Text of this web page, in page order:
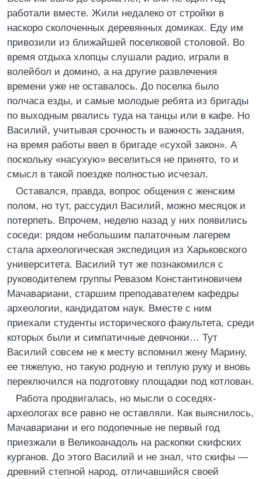
работали вместе. Жили недалеко от стройки в
наскоро сколоченных деревянных домиках. Еду им
привозили из ближайшей поселковой столовой. Во
время отдыха хлопцы слушали радио, играли в
волейбол и домино, а на другие развлечения
времени уже не оставалось. До поселка было
полчаса езды, и самые молодые ребята из бригады
по выходным рвались туда на танцы или в кафе. Но
Василий, учитывая срочность и важность задания,
на время работы ввел в бригаде «сухой закон». А
поскольку «насухую» веселиться не принято, то и
смысл в такой поездке полностью исчезал.
Оставался, правда, вопрос общения с женским
полом, но тут, рассудил Василий, можно месяцок и
потерпеть. Впрочем, неделю назад у них появились
соседи: рядом небольшим палаточным лагерем
стала археологическая экспедиция из Харьковского
университета. Василий тут же познакомился с
руководителем группы Ревазом Константиновичем
Мачавариани, старшим преподавателем кафедры
археологии, кандидатом наук. Вместе с ним
приехали студенты исторического факультета, среди
которых были и симпатичные девчонки… Тут
Василий совсем не к месту вспомнил жену Марину,
ее тяжелую, но такую родную и теплую руку и вновь
переключился на подготовку площадки под котлован.
Работа продвигалась, но мысли о соседях-
археологах все равно не оставляли. Как выяснилось,
Мачавариани и его подопечные не первый год
приезжали в Великоанадоль на раскопки скифских
курганов. До этого Василий и не знал, что скифы —
древний степной народ, отличавшийся своей